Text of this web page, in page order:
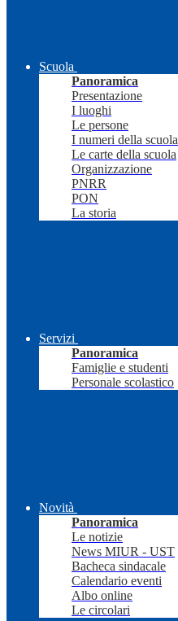
Scuola
Panoramica
Presentazione
I luoghi
Le persone
I numeri della scuola
Le carte della scuola
Organizzazione
PNRR
PON
La storia
Servizi
Panoramica
Famiglie e studenti
Personale scolastico
Novità
Panoramica
Le notizie
News MIUR - UST
Bacheca sindacale
Calendario eventi
Albo online
Le circolari